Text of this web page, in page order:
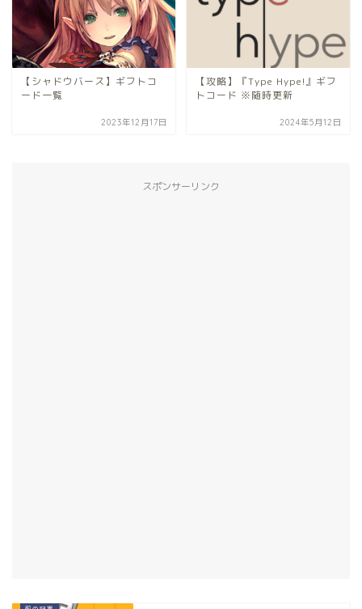
【シャドウバース】ギフトコ
ード一覧
2023年12月17日
【攻略】『Type Hype!』ギフ
トコード ※随時更新
2024年5月12日
スポンサーリンク